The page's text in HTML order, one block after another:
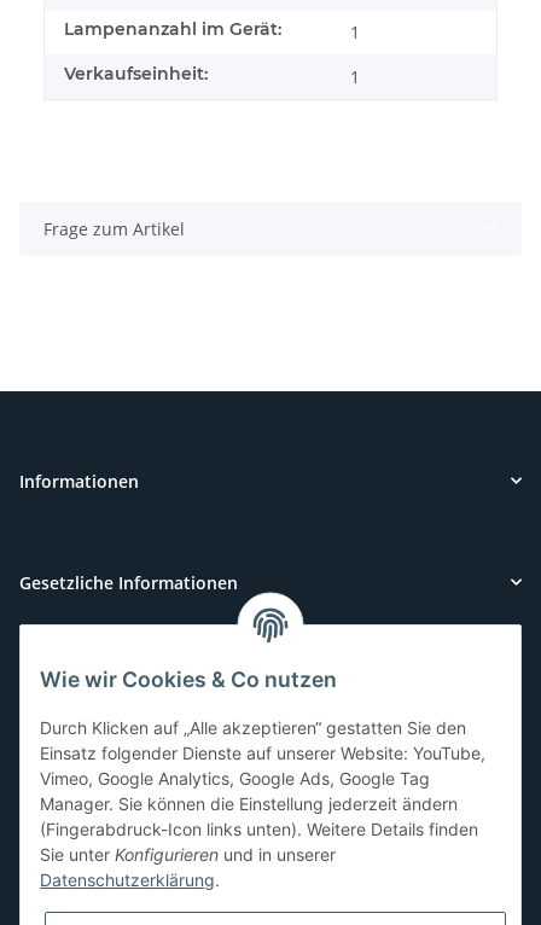
Lampenanzahl im Gerät: 1
Verkaufseinheit: 1
Frage zum Artikel
Informationen
Gesetzliche Informationen
Kundenservice
Sie benötigen Hilfe oder haben Fragen?
071-5355993
service@beamerlampe24.ch
Sicher Einkaufen
Wie wir Cookies & Co nutzen
Durch Klicken auf „Alle akzeptieren“ gestatten Sie den
Einsatz folgender Dienste auf unserer Website: YouTube,
Vimeo, Google Analytics, Google Ads, Google Tag
Manager. Sie können die Einstellung jederzeit ändern
(Fingerabdruck-Icon links unten). Weitere Details finden
Sie unter Konfigurieren und in unserer
Datenschutzerklärung.